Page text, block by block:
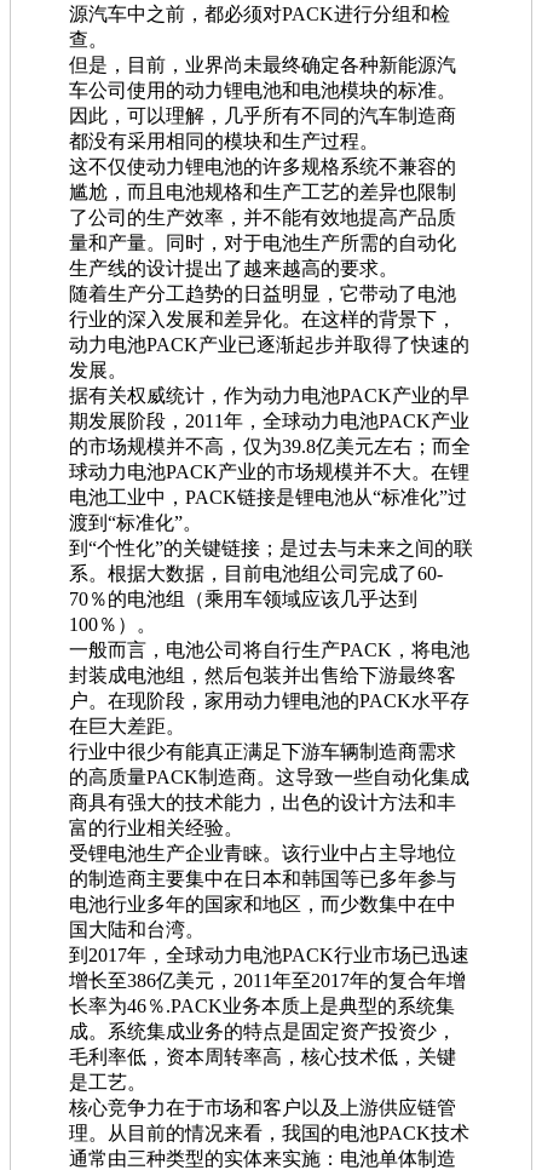
源汽车中之前，都必须对PACK进行分组和检
查。
但是，目前，业界尚未最终确定各种新能源汽
车公司使用的动力锂电池和电池模块的标准。
因此，可以理解，几乎所有不同的汽车制造商
都没有采用相同的模块和生产过程。
这不仅使动力锂电池的许多规格系统不兼容的
尴尬，而且电池规格和生产工艺的差异也限制
了公司的生产效率，并不能有效地提高产品质
量和产量。同时，对于电池生产所需的自动化
生产线的设计提出了越来越高的要求。
随着生产分工趋势的日益明显，它带动了电池
行业的深入发展和差异化。在这样的背景下，
动力电池PACK产业已逐渐起步并取得了快速的
发展。
据有关权威统计，作为动力电池PACK产业的早
期发展阶段，2011年，全球动力电池PACK产业
的市场规模并不高，仅为39.8亿美元左右；而全
球动力电池PACK产业的市场规模并不大。在锂
电池工业中，PACK链接是锂电池从“标准化”过
渡到“标准化”。
到“个性化”的关键链接；是过去与未来之间的联
系。根据大数据，目前电池组公司完成了60-
70％的电池组（乘用车领域应该几乎达到
100％）。
一般而言，电池公司将自行生产PACK，将电池
封装成电池组，然后包装并出售给下游最终客
户。在现阶段，家用动力锂电池的PACK水平存
在巨大差距。
行业中很少有能真正满足下游车辆制造商需求
的高质量PACK制造商。这导致一些自动化集成
商具有强大的技术能力，出色的设计方法和丰
富的行业相关经验。
受锂电池生产企业青睐。该行业中占主导地位
的制造商主要集中在日本和韩国等已多年参与
电池行业多年的国家和地区，而少数集中在中
国大陆和台湾。
到2017年，全球动力电池PACK行业市场已迅速
增长至386亿美元，2011年至2017年的复合年增
长率为46％.PACK业务本质上是典型的系统集
成。系统集成业务的特点是固定资产投资少，
毛利率低，资本周转率高，核心技术低，关键
是工艺。
核心竞争力在于市场和客户以及上游供应链管
理。从目前的情况来看，我国的电池PACK技术
通常由三种类型的实体来实施：电池单体制造